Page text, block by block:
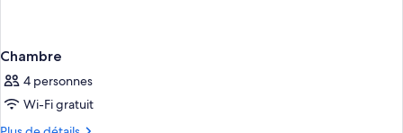
Chambre
4 personnes
Wi-Fi gratuit